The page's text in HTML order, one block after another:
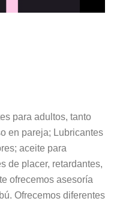
para adultos, tanto
en pareja; Lubricantes
aceite para
de placer, retardantes,
ofrecemos asesoría
Ofrecemos diferentes